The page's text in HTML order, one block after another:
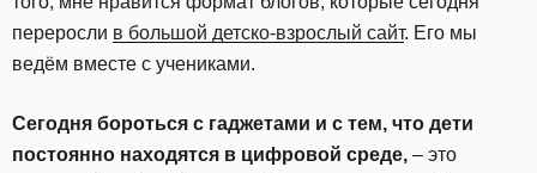
переросли в большой детско-взрослый сайт. Его мы
ведём вместе с учениками.
Сегодня бороться с гаджетами и с тем, что дети
постоянно находятся в цифровой среде, – это